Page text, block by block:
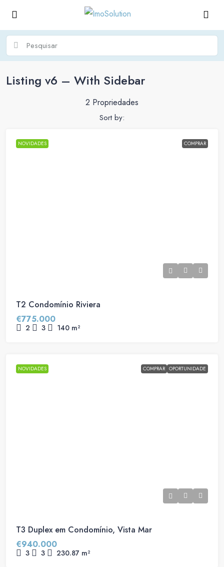
Listing v6 – With Sidebar
2 Propriedades
Sort by:
NOVIDADES COMPRAR
T2 Condomínio Riviera
€775.000
2 3 140 m²
NOVIDADES COMPRAR OPORTUNIDADE
T3 Duplex em Condomínio, Vista Mar
€940.000
3 3 230.87 m²